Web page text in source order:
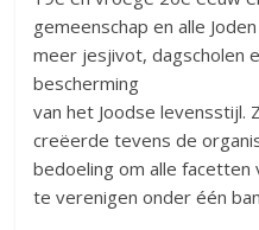
gemeenschap en alle
meer jesjivot, dagscholen
bescherming
van het Joodse levensstijl.
creëerde tevens de
bedoeling om alle facetten
te verenigen onder één